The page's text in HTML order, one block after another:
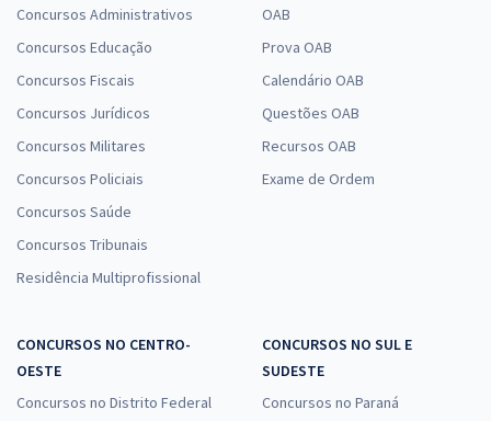
Concursos Administrativos
Concursos Educação
Concursos Fiscais
Concursos Jurídicos
Concursos Militares
Concursos Policiais
Concursos Saúde
Concursos Tribunais
Residência Multiprofissional
OAB
Prova OAB
Calendário OAB
Questões OAB
Recursos OAB
Exame de Ordem
CONCURSOS NO CENTRO-
OESTE
Concursos no Distrito Federal
CONCURSOS NO SUL E
SUDESTE
Concursos no Paraná